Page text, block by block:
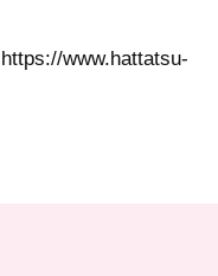
https://www.hattatsu-